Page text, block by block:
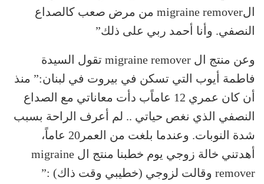
الmigraine remover من مرض صعب كالصداع
النصفي. وأنا أحمد ربي على ذلك”
وعن منتج ال migraine remover تقول السيدة
فاطمة أيوب التي تسكن في بيروت في لبنان:” منذ
أن كان عمري 12 عاماًب دأت معاناتي مع الصداع
النصفي الذي نغص حياتي .. لم أعرف الراحة بسبب
شدة النوبات. وعندما بلغت من العمر20 عاماً،
أهدتني خالة زوجي يوم خطبنا منتج ال migraine
remover وقالت لزوجي (خطيبي وقت ذاك) :”